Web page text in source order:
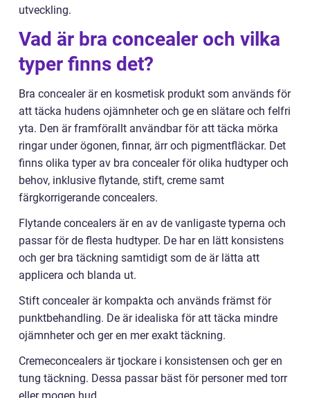
utveckling.
Vad är bra concealer och vilka
typer finns det?
Bra concealer är en kosmetisk produkt som används för
att täcka hudens ojämnheter och ge en slätare och felfri
yta. Den är framförallt användbar för att täcka mörka
ringar under ögonen, finnar, ärr och pigmentfläckar. Det
finns olika typer av bra concealer för olika hudtyper och
behov, inklusive flytande, stift, creme samt
färgkorrigerande concealers.
Flytande concealers är en av de vanligaste typerna och
passar för de flesta hudtyper. De har en lätt konsistens
och ger bra täckning samtidigt som de är lätta att
applicera och blanda ut.
Stift concealer är kompakta och används främst för
punktbehandling. De är idealiska för att täcka mindre
ojämnheter och ger en mer exakt täckning.
Cremeconcealers är tjockare i konsistensen och ger en
tung täckning. Dessa passar bäst för personer med torr